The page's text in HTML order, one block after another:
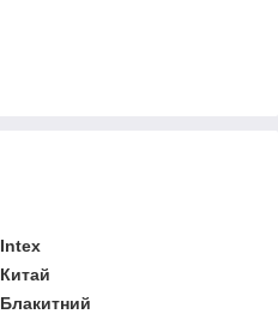
Intex
Китай
Блакитний